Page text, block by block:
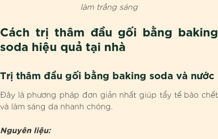
làm trắng sáng
Cách trị thâm đầu gối bằng baking
soda hiệu quả tại nhà
Trị thâm đầu gối bằng baking soda và nước
Đây là phương pháp đơn giản nhất giúp tẩy tế bào chết
và làm sáng da nhanh chóng.
Nguyên liệu: